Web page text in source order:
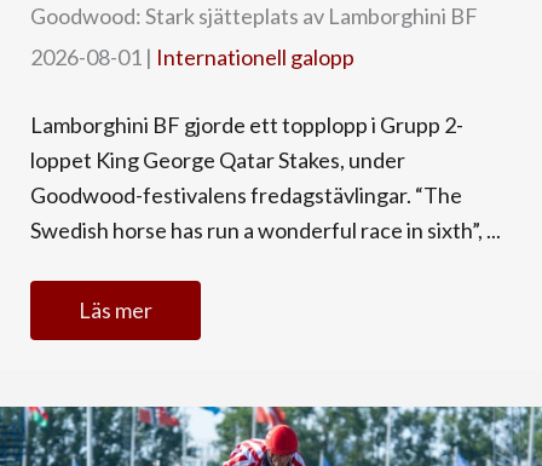
Goodwood: Stark sjätteplats av Lamborghini BF
2026-08-01 | Internationell galopp
Lamborghini BF gjorde ett topplopp i Grupp 2-
loppet King George Qatar Stakes, under
Goodwood-festivalens fredagstävlingar. “The
Swedish horse has run a wonderful race in sixth”, ...
Läs mer